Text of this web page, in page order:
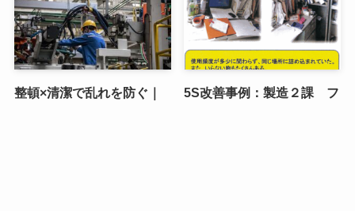
整頓×清潔で乱れを防ぐ｜
5S改善事例：製造２課 フ